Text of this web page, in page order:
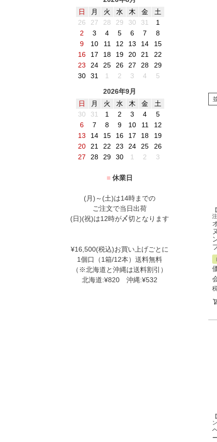
日
月 火 水 木 金
土
26
27 28 29 30 31
1
2
3 4 5 6 7
8
9
10 11 12 13 14
15
16
17 18 19 20 21
22
23
24 25 26 27 28
29
30
31 1 2 3 4
5
2026年9月
日
月 火 水 木 金
土
30
31 1 2 3 4
5
6
7 8 9 10 11
12
13
14 15 16 17 18
19
20
21 22 23 24 25
26
27
28 29 30 1 2 3
■ 休業日
(月)～(土)は14時までの
ご注文で当日出荷
(日)(祝)は12時が〆切となります
¥16,500(税込)お買い上げごとに
1個口（1箱/12本）送料無料
（※北海道と沖縄は送料割引）
北海道:¥820 沖縄:¥532